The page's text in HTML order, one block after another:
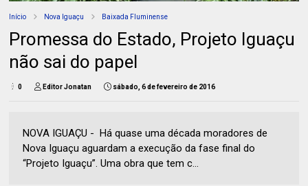
Início Nova Iguaçu Baixada Fluminense
Promessa do Estado, Projeto Iguaçu
não sai do papel
0 Editor Jonatan sábado, 6 de fevereiro de 2016
NOVA IGUAÇU - Há quase uma década moradores de
Nova Iguaçu aguardam a execução da fase final do
“Projeto Iguaçu”. Uma obra que tem c...